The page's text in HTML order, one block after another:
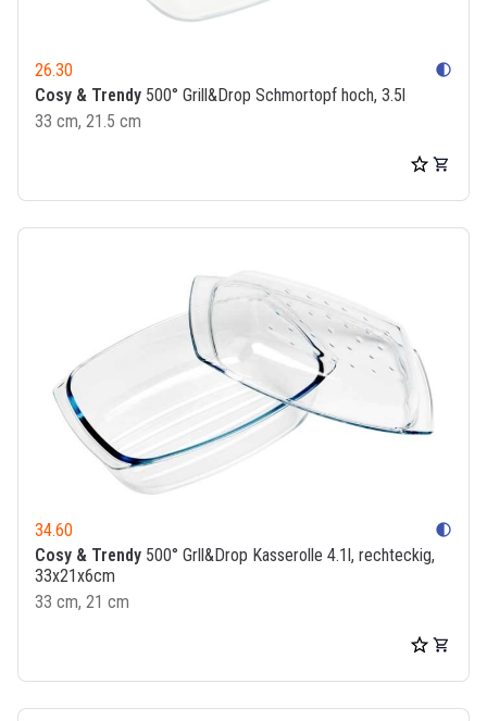
26.30 contrast
Cosy & Trendy 500° Grill&Drop Schmortopf hoch, 3.5l
33 cm, 21.5 cm
34.60 contrast
Cosy & Trendy 500° Grll&Drop Kasserolle 4.1l, rechteckig,
33x21x6cm
33 cm, 21 cm